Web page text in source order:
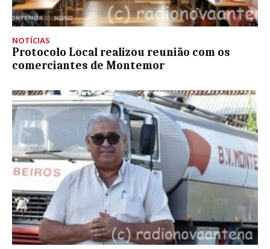
NOTÍCIAS
Protocolo Local realizou reunião com os
comerciantes de Montemor